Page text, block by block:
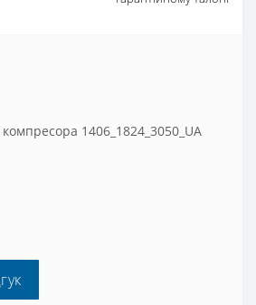
компресора 1406_1824_3050_UA